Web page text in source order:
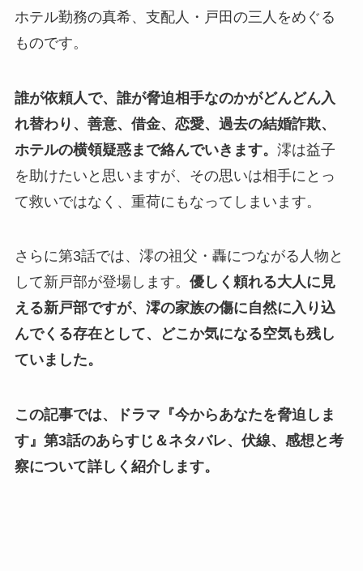
ホテル勤務の真希、支配人・戸田の三人をめぐる
ものです。
誰が依頼人で、誰が脅迫相手なのかがどんどん入
れ替わり、善意、借金、恋愛、過去の結婚詐欺、
ホテルの横領疑惑まで絡んでいきます。 澪は益子
を助けたいと思いますが、その思いは相手にとっ
て救いではなく、重荷にもなってしまいます。
さらに第3話では、澪の祖父・轟につながる人物と
して新戸部が登場します。 優しく頼れる大人に見
える新戸部ですが、澪の家族の傷に自然に入り込
んでくる存在として、どこか気になる空気も残し
ていました。
この記事では、ドラマ『今からあなたを脅迫しま
す』第3話のあらすじ＆ネタバレ、伏線、感想と考
察について詳しく紹介します。